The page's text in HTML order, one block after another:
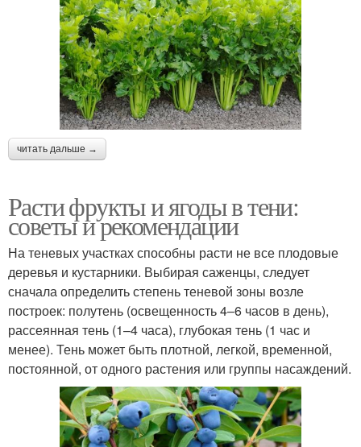
читать дальше →
Расти фрукты и ягоды в тени:
советы и рекомендации
На теневых участках способны расти не все плодовые
деревья и кустарники. Выбирая саженцы, следует
сначала определить степень теневой зоны возле
построек: полутень (освещенность 4–6 часов в день),
рассеянная тень (1–4 часа), глубокая тень (1 час и
менее). Тень может быть плотной, легкой, временной,
постоянной, от одного растения или группы насаждений.